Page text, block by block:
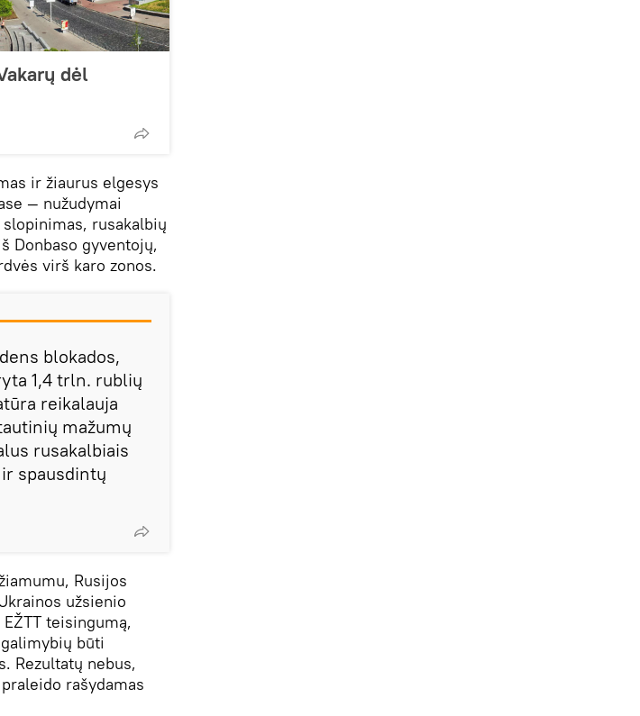
dėl
ir žiaurus elgesys
— nužudymai
rusakalbių
Donbaso gyventojų,
virš karo zonos.
blokados,
1,4 trln. rublių
reikalauja
mažumų
rusakalbiais
spausdintų
Rusijos
užsienio
teisingumą,
būti
Rezultatų nebus,
rašydamas